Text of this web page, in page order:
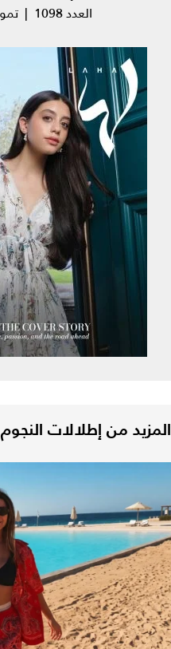
العدد 1098 | تموز 2026
المزيد من إطلالات النجوم